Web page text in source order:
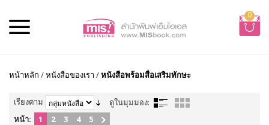
0
หน้าหลัก /หนังสือของเรา /หนังสือพร้อมสื่อเสริมทักษะ
เรียงตาม
ดูในมุมมอง:
หน้า:
1 2 3 4 5